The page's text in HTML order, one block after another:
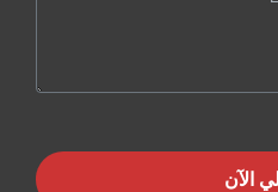
الآن